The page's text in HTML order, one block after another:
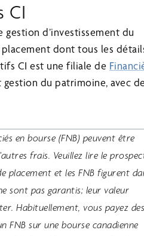
CI
gestion d’investissement du
dont tous les
CI est une filiale de
gestion du patrimoine, avec
en bourse (FNB) peuvent être
frais. Veuillez lire le
placement et les FNB figurent
sont pas garantis; leur valeur
Habituellement, vous payez des
FNB sur une bourse canadienne